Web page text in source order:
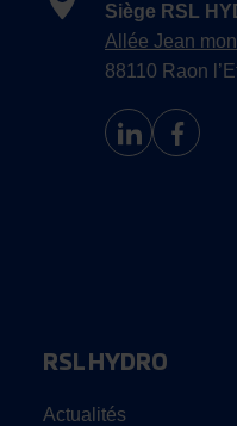
Siège RSL
Allée Jean
88110 Raon
RSL HYDRO
Actualités